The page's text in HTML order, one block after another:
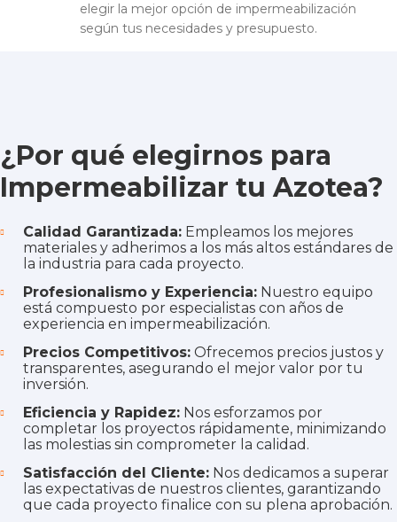
elegir la mejor opción de impermeabilización
según tus necesidades y presupuesto.
¿Por qué elegirnos para
Impermeabilizar tu Azotea?
Calidad Garantizada: Empleamos los mejores
materiales y adherimos a los más altos estándares de
la industria para cada proyecto.
Profesionalismo y Experiencia: Nuestro equipo
está compuesto por especialistas con años de
experiencia en impermeabilización.
Precios Competitivos: Ofrecemos precios justos y
transparentes, asegurando el mejor valor por tu
inversión.
Eficiencia y Rapidez: Nos esforzamos por
completar los proyectos rápidamente, minimizando
las molestias sin comprometer la calidad.
Satisfacción del Cliente: Nos dedicamos a superar
las expectativas de nuestros clientes, garantizando
que cada proyecto finalice con su plena aprobación.